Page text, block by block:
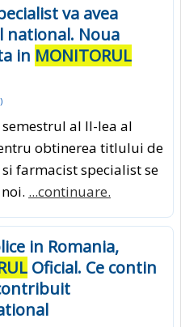
va avea
national. Noua
in MONITORUL
)
al II-lea al
obtinerea titlului de
farmacist specialist se
...continuare.
in Romania,
Oficial. Ce contin